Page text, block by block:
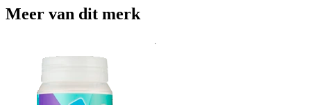
Meer van dit merk